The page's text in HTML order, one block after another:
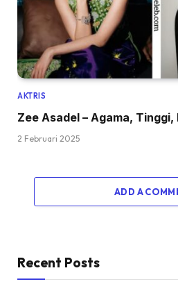
AKTRIS
Zee Asadel – Agama,
2 Februari 2025
ADD A
Recent Posts